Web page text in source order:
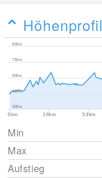
Höhenprofil
0km 26km 53km
300m
450m
600m
750m
900m
Min
Max
Aufstieg